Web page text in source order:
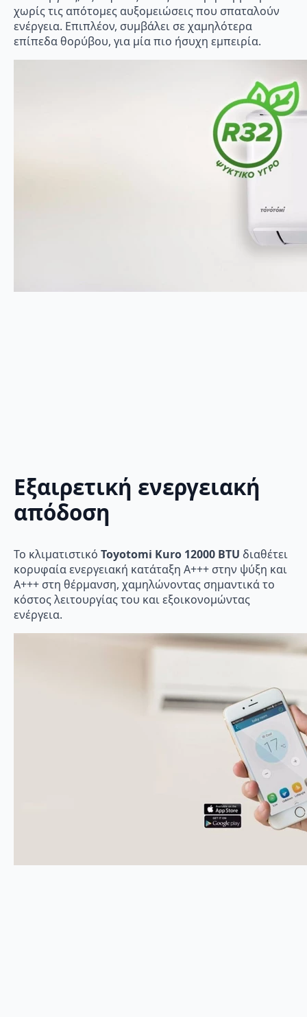
χωρίς τις απότομες αυξομειώσεις που σπαταλούν
ενέργεια. Επιπλέον, συμβάλει σε χαμηλότερα
επίπεδα θορύβου, για μία πιο ήσυχη εμπειρία.
Εξαιρετική ενεργειακή
απόδοση
Το κλιματιστικό Toyotomi Kuro 12000 BTU διαθέτει
κορυφαία ενεργειακή κατάταξη A+++ στην ψύξη και
A+++ στη θέρμανση, χαμηλώνοντας σημαντικά το
κόστος λειτουργίας του και εξοικονομώντας
ενέργεια.